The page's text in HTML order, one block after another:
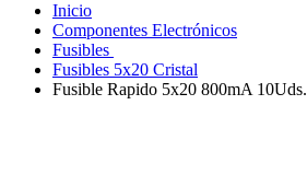
Inicio
Componentes Electrónicos
Fusibles
Fusibles 5x20 Cristal
Fusible Rapido 5x20 800mA 10Uds.